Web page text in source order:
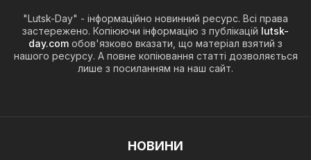
"Lutsk-Day" - інформаційно новинний ресурс. Всі права
застережено. Копіюючи інформацію з публікацій lutsk-
day.com обов'язково вказати, що матеріал взятий з
нашого ресурсу. А повне копіювання статті дозволяється
лише з посиланням на наш сайт.
НОВИНИ